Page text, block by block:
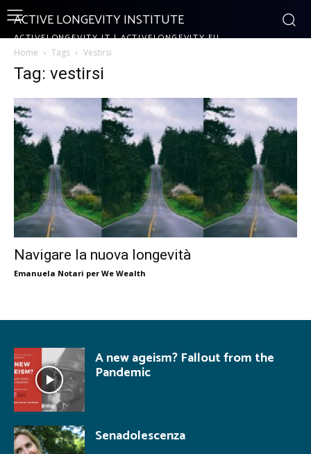
ACTIVE LONGEVITY INSTITUTE
ACTIVELONGEVITY.IT | ACTIVELONGEVITY.EU
Home Tags Vestirsi
Tag: vestirsi
Navigare la nuova longevità
Emanuela Notari per We Wealth
A new ageism? Fallout from the
Pandemic
Senadolescenza